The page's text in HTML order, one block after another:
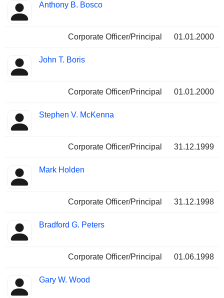
Anthony B. Bosco
Corporate Officer/Principal 01.01.2000
John T. Boris
Corporate Officer/Principal 01.01.2000
Stephen V. McKenna
Corporate Officer/Principal 31.12.1999
Mark Holden
Corporate Officer/Principal 31.12.1998
Bradford G. Peters
Corporate Officer/Principal 01.06.1998
Gary W. Wood